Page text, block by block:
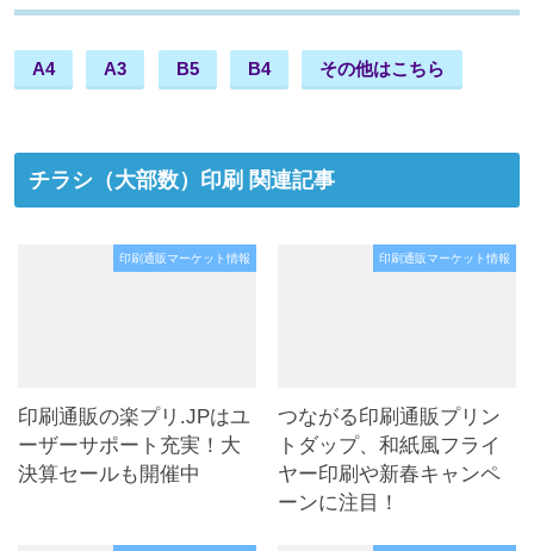
A4 A3 B5 B4 その他はこちら
チラシ（大部数）印刷 関連記事
印刷通販マーケット情報
印刷通販の楽プリ.JPはユ
ーザーサポート充実！大
決算セールも開催中
印刷通販マーケット情報
つながる印刷通販プリン
トダップ、和紙風フライ
ヤー印刷や新春キャンペ
ーンに注目！